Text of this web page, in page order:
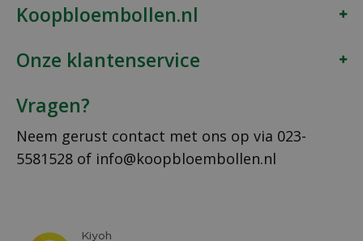
Koopbloembollen.nl
Onze klantenservice
Vragen?
Neem gerust contact met ons op via 023-
5581528 of info@koopbloembollen.nl